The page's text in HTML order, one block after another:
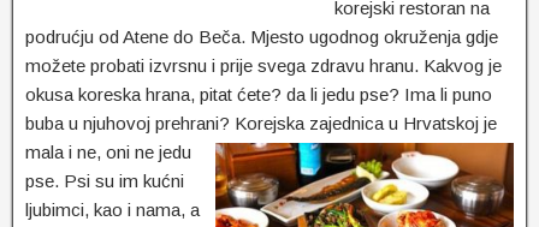
korejski restoran na
podrućju od Atene do Beča. Mjesto ugodnog okruženja gdje
možete probati izvrsnu i prije svega zdravu hranu. Kakvog je
okusa koreska hrana, pitat ćete? da li jedu pse? Ima li puno
buba u njuhovoj prehrani? Korejska zajednica u Hrvatskoj je
mala i ne, oni ne jedu
pse. Psi su im kućni
ljubimci, kao i nama, a